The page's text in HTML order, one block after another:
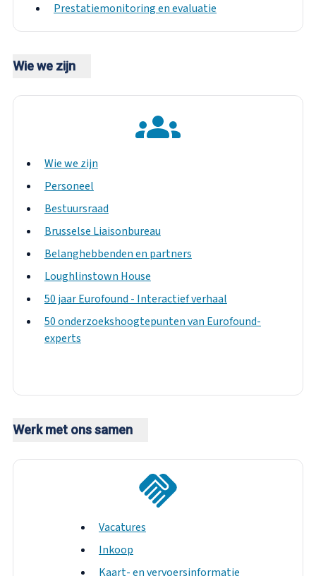
Prestatiemonitoring en evaluatie
Wie we zijn
Wie we zijn
Personeel
Bestuursraad
Brusselse Liaisonbureau
Belanghebbenden en partners
Loughlinstown House
50 jaar Eurofound - Interactief verhaal
50 onderzoekshoogtepunten van Eurofound-
experts
Werk met ons samen
Vacatures
Inkoop
Kaart- en vervoersinformatie